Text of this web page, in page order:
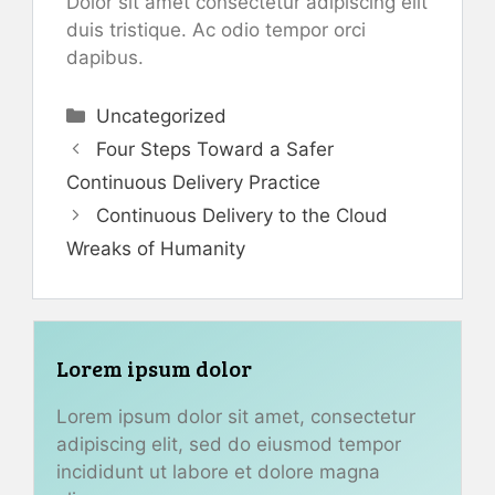
duis tristique. Ac odio tempor orci
dapibus.
Categories
Uncategorized
Four Steps Toward a Safer
Continuous Delivery Practice
Continuous Delivery to the Cloud
Wreaks of Humanity
Lorem ipsum dolor
Lorem ipsum dolor sit amet, consectetur
adipiscing elit, sed do eiusmod tempor
incididunt ut labore et dolore magna